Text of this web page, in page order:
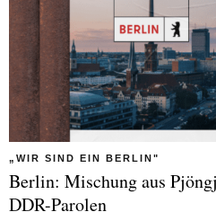
„WIR SIND EIN BERLIN"
Berlin: Mischung aus
DDR-Parolen